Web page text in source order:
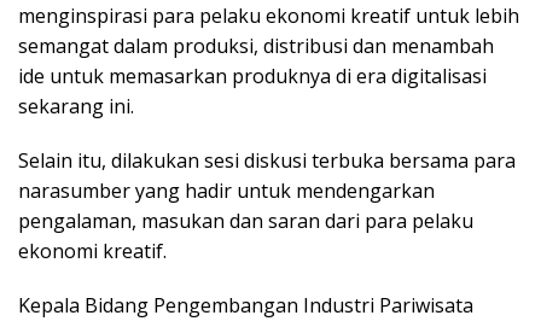
menginspirasi para pelaku ekonomi kreatif untuk lebih
semangat dalam produksi, distribusi dan menambah
ide untuk memasarkan produknya di era digitalisasi
sekarang ini.
Selain itu, dilakukan sesi diskusi terbuka bersama para
narasumber yang hadir untuk mendengarkan
pengalaman, masukan dan saran dari para pelaku
ekonomi kreatif.
Kepala Bidang Pengembangan Industri Pariwisata